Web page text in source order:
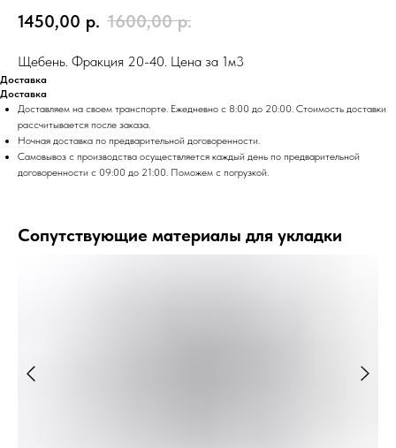
1450,00 р. 1600,00 р.
Щебень. Фракция 20-40. Цена за 1м3
Доставка
Доставка
Доставляем на своем транспорте. Ежедневно с 8:00 до 20:00. Стоимость доставки
рассчитывается после заказа.
Ночная доставка по предварительной договоренности.
Самовывоз с производства осуществляется каждый день по предварительной
договоренности с 09:00 до 21:00. Поможем с погрузкой.
Сопутствующие материалы для укладки